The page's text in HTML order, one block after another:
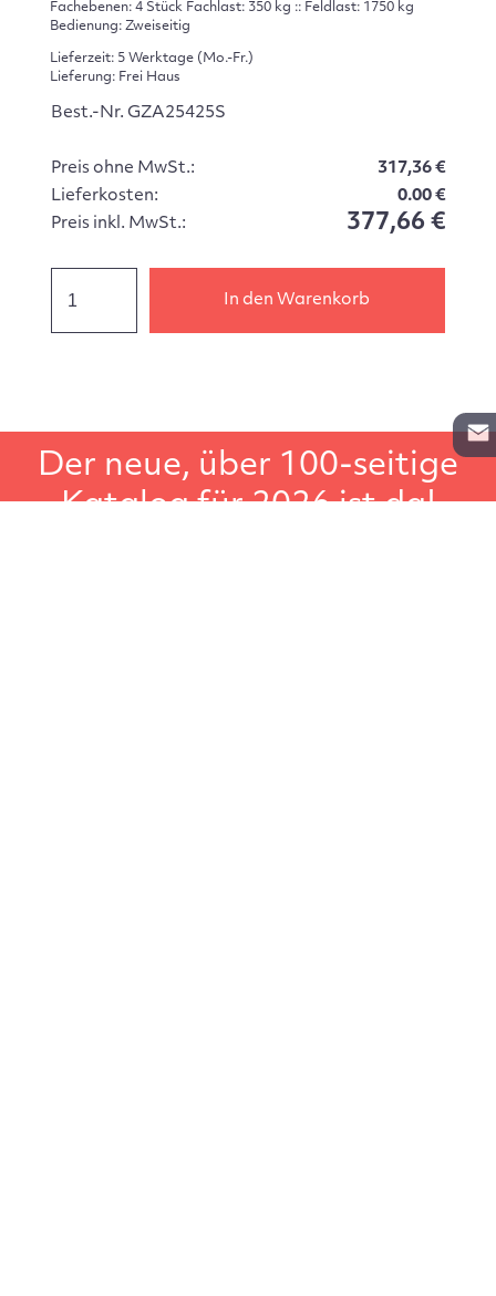
Fachebenen: 4 Stück Fachlast: 350 kg :: Feldlast: 1750 kg
Bedienung: Zweiseitig
Lieferzeit: 5 Werktage (Mo.-Fr.)
Lieferung: Frei Haus
Best.-Nr. GZA25425S
Preis ohne MwSt.:
317,36 €
Lieferkosten:
0.00 €
Preis inkl. MwSt.:
377,66 €
In den Warenkorb
Der neue, über 100-seitige
Katalog für 2026 ist da!